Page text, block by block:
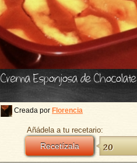
Crema Esponjosa de Chocolate
Creada por Florencia
Añádela a tu recetario:
Recetízala 20